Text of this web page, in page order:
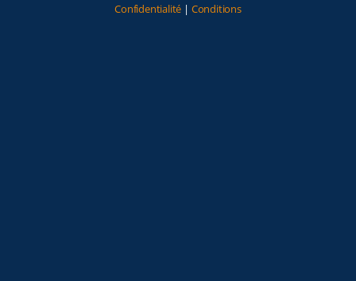
Confidentialité | Conditions